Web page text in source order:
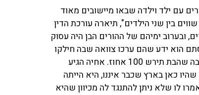
עם ילד וילדה שבאו מיישובים מאוד
בין שני הילדים", תיארה עורכת הדין
ובערוב ימיהם של ההורים הבן היה עסוק
הוא ידע שהם ערכו צוואה שבה חילקו
את הכל בחלקים שווים. שנפטרו ההורים, נפתחה הצוואה ונרשם בה שהבת תירש 100 אחוז. אחיה הגיע
כאן בארץ שכבר איננו, היא הייתה
לו שלא ניתן להתנגד לה מכיוון שהיא